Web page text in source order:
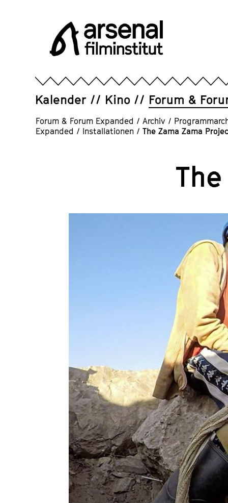
Filminstitut
Kalender Kino Forum &
Forum & Forum Expanded / Archiv /
Expanded / Installationen / The Zama Zama